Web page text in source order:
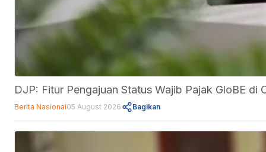
DJP: Fitur Pengajuan Status Wajib Pajak GloBE di
Berita Nasional05 August 2026 Bagikan